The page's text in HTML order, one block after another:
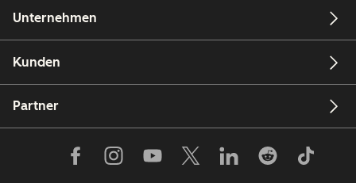
Unternehmen
Kunden
Partner